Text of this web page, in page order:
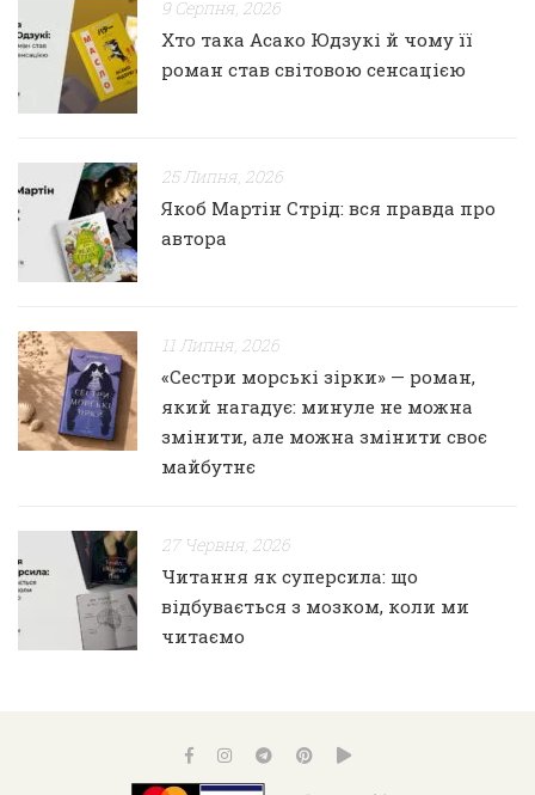
9 Серпня, 2026
Хто така Асако Юдзукі й чому її
роман став світовою сенсацією
25 Липня, 2026
Якоб Мартін Стрід: вся правда про
автора
11 Липня, 2026
«Сестри морські зірки» — роман,
який нагадує: минуле не можна
змінити, але можна змінити своє
майбутнє
27 Червня, 2026
Читання як суперсила: що
відбувається з мозком, коли ми
читаємо